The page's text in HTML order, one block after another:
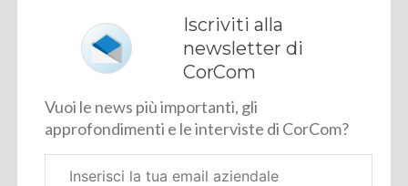
Iscriviti alla
newsletter di
CorCom
Vuoi le news più importanti, gli
approfondimenti e le interviste di CorCom?